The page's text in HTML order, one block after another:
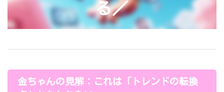
る／
金ちゃんの見解：これは「トレンドの転換